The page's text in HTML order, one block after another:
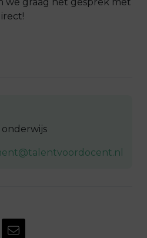
onderwijs